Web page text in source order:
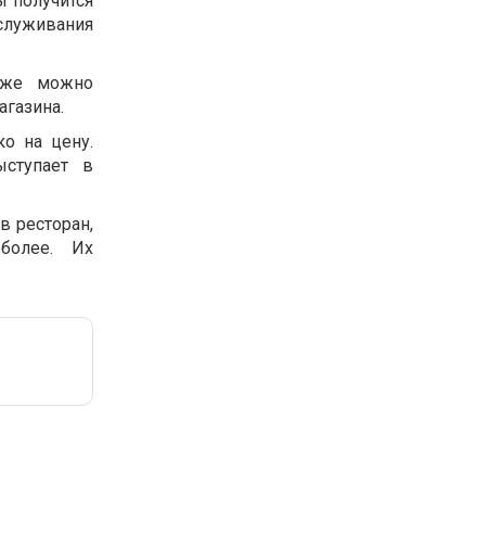
можно
на цену.
в
ресторан,
Их